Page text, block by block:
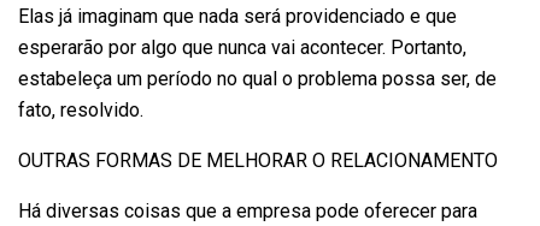
Elas já imaginam que nada será providenciado e que
esperarão por algo que nunca vai acontecer. Portanto,
estabeleça um período no qual o problema possa ser, de
fato, resolvido.
OUTRAS FORMAS DE MELHORAR O RELACIONAMENTO
Há diversas coisas que a empresa pode oferecer para